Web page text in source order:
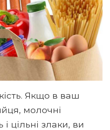
Якщо в ваш
молочні
цільні злаки, ви